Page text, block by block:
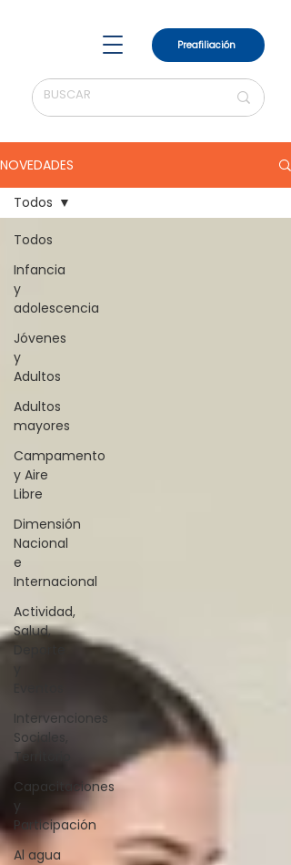
Preafiliación
NOVEDADES
Todos
Infancia
y
adolescencia
Jóvenes
y
Adultos
Adultos
mayores
Campamento
y Aire
Libre
Dimensión
Nacional
e
Internacional
Actividad,
Salud,
Deporte
Intervenciones
Sociales,
Territorio
Capacitaciones
y
Participación
Al agua
Todos